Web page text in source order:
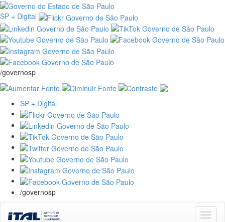
SP + Digital
/governosp
SP + Digital
/governosp
navigation